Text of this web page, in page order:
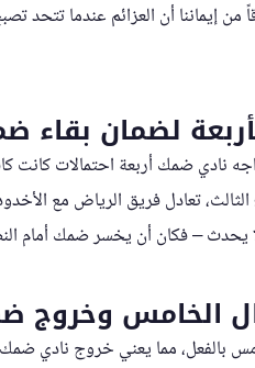
من إيماننا أن العزائم عندما
لضمان بقاء
نادي ضمك أربعة احتمالات كانت
الثالث، تعادل فريق الرياض مع
يحدث – فكان أن يخسر ضمك أمام
الخامس وخروج
بالفعل، مما يعني خروج نادي